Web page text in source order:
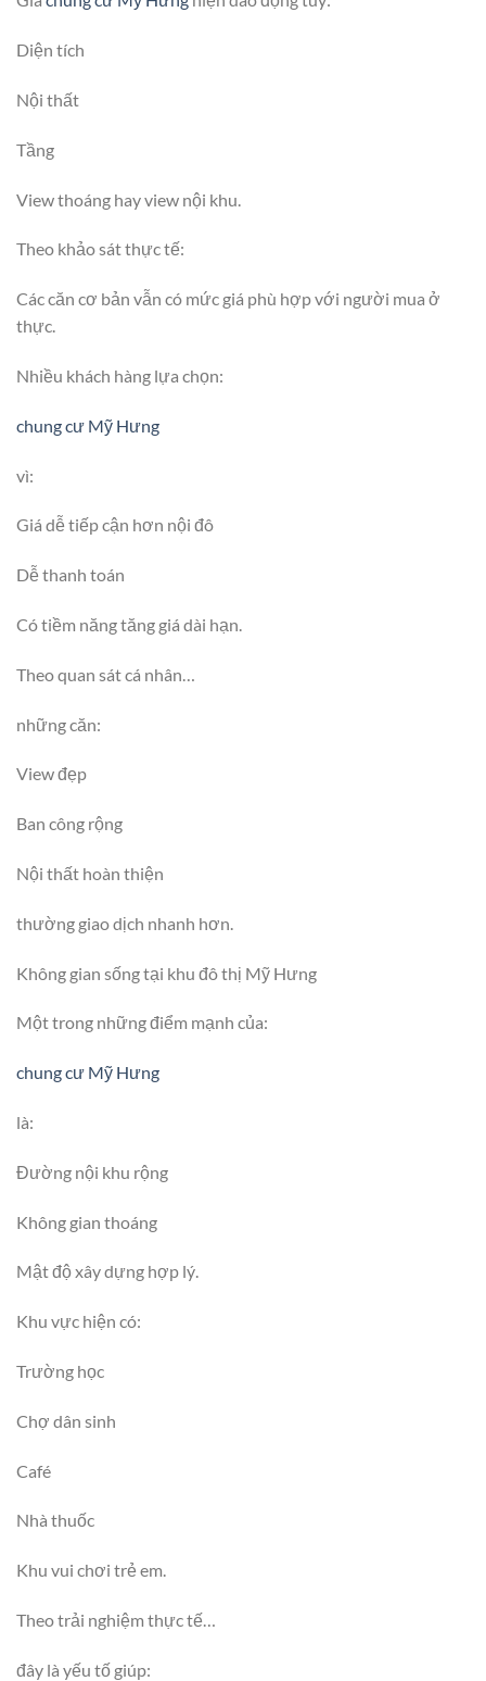
Diện tích
Nội thất
Tầng
View thoáng hay view nội khu.
Theo khảo sát thực tế:
Các căn cơ bản vẫn có mức giá phù hợp với người mua ở
thực.
Nhiều khách hàng lựa chọn:
chung cư Mỹ Hưng
vì:
Giá dễ tiếp cận hơn nội đô
Dễ thanh toán
Có tiềm năng tăng giá dài hạn.
Theo quan sát cá nhân…
những căn:
View đẹp
Ban công rộng
Nội thất hoàn thiện
thường giao dịch nhanh hơn.
Không gian sống tại khu đô thị Mỹ Hưng
Một trong những điểm mạnh của:
chung cư Mỹ Hưng
là:
Đường nội khu rộng
Không gian thoáng
Mật độ xây dựng hợp lý.
Khu vực hiện có:
Trường học
Chợ dân sinh
Café
Nhà thuốc
Khu vui chơi trẻ em.
Theo trải nghiệm thực tế…
đây là yếu tố giúp: